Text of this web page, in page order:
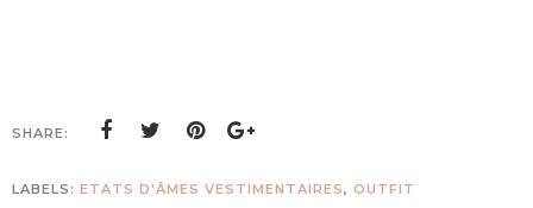
SHARE:
LABELS: ETATS D'ÂMES VESTIMENTAIRES, OUTFIT